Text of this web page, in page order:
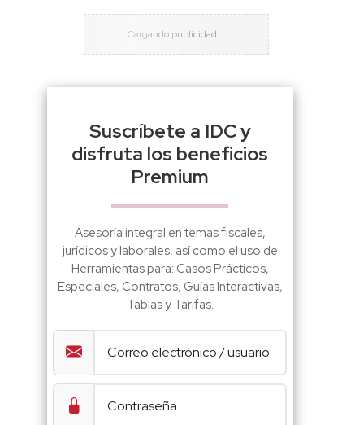
Suscríbete a IDC y
disfruta los beneficios
Premium
Asesoría integral en temas fiscales,
jurídicos y laborales, así como el uso de
Herramientas para: Casos Prácticos,
Especiales, Contratos, Guías Interactivas,
Tablas y Tarifas.